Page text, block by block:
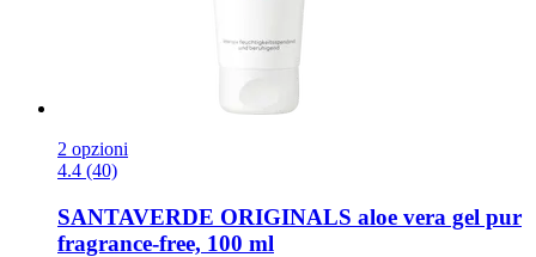
2 opzioni
4.4 (40)
SANTAVERDE ORIGINALS aloe vera gel pur
fragrance-​free, 100 ml